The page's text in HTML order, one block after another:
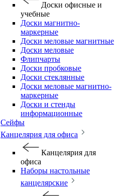
Доски офисные и
учебные
Доски магнитно-
маркерные
Доски меловые магнитные
Доски меловые
Флипчарты
Доски пробковые
Доски стеклянные
Доски меловые магнитно-
маркерные
Доски и стенды
информационные
Сейфы
Канцелярия для офиса
Канцелярия для
офиса
Наборы настольные
канцелярские